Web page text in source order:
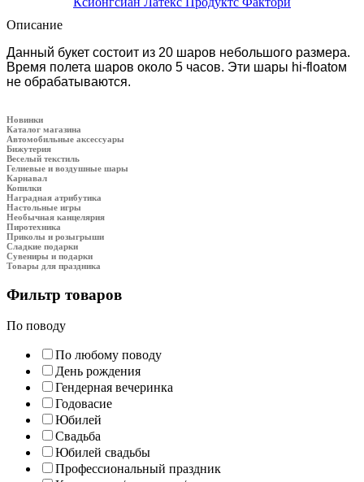
Описание
Данный букет состоит из 20 шаров небольшого размера.
Время полета шаров около 5 часов. Эти шары hi-floatом
не обрабатываются.
Новинки
Каталог магазина
Автомобильные аксессуары
Бижутерия
Веселый текстиль
Гелиевые и воздушные шары
Карнавал
Копилки
Наградная атрибутика
Настольные игры
Необычная канцелярия
Пиротехника
Приколы и розыгрыши
Сладкие подарки
Сувениры и подарки
Товары для праздника
Фильтр товаров
По поводу
По любому поводу
День рождения
Гендерная вечеринка
Годовасие
Юбилей
Свадьба
Юбилей свадьбы
Профессиональный праздник